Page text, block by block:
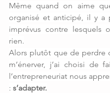
Même quand on aime
organisé et anticipé, il y a
imprévus contre lesquels
rien.
Alors plutôt que de perdre
m’énerver, j’ai choisi de
l’entrepreneuriat nous
: s’adapter.